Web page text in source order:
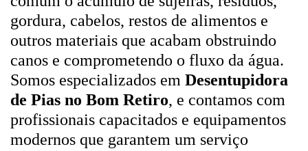
gordura, cabelos, restos de alimentos e
outros materiais que acabam obstruindo
canos e comprometendo o fluxo da água.
Somos especializados em Desentupidora
de Pias no Bom Retiro, e contamos com
profissionais capacitados e equipamentos
modernos que garantem um serviço